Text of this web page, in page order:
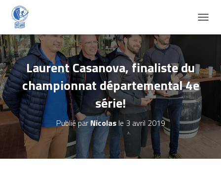
É
E
R
A
V
Laurent Casanova, finaliste du
championnat départemental 4e
série!
Publié parNicolasle 3 avril 2019